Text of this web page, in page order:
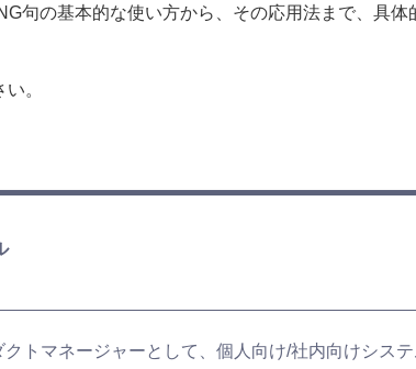
句の基本的な使い方から、その応用法まで、具
。
トマネージャーとして、個人向け/社内向けシス